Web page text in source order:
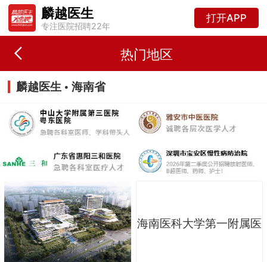
麟越医生
专注医院招聘22年
打开APP
热门地区
麟越医生 • 海南省
海南医科大学第一附属医